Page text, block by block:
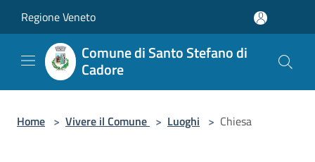
Regione Veneto
Comune di Santo Stefano di
Cadore
Home > Vivere il Comune > Luoghi > Chiesa